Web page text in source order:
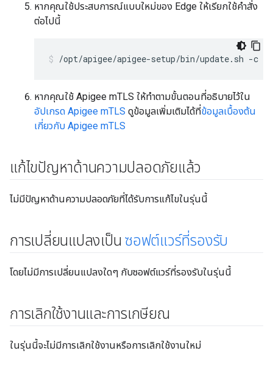
หากคุณใช้ประสบการณ์แบบใหม่ของ Edge ให้เรียกใช้คำสั่ง
ต่อไปนี้
/opt/apigee/apigee-setup/bin/update.sh -c
หากคุณใช้ Apigee mTLS ให้ทำตามขั้นตอนที่อธิบายไว้ใน
อัปเกรด Apigee mTLS ดูข้อมูลเพิ่มเติมได้ที่ข้อมูลเบื้องต้น
เกี่ยวกับ Apigee mTLS
แก้ไขปัญหาด้านความปลอดภัยแล้ว
ไม่มีปัญหาด้านความปลอดภัยที่ได้รับการแก้ไขในรุ่นนี้
การเปลี่ยนแปลงเป็นซอฟต์แวร์ที่รองรับ
โดยไม่มีการเปลี่ยนแปลงใดๆ กับซอฟต์แวร์ที่รองรับในรุ่นนี้
การเลิกใช้งานและการเกษียณ
ในรุ่นนี้จะไม่มีการเลิกใช้งานหรือการเลิกใช้งานใหม่